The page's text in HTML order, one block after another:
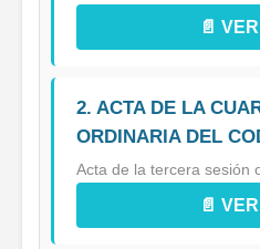
📄
2. ACTA DE LA
ORDINARIA DEL
Acta de la tercera sesión
📄